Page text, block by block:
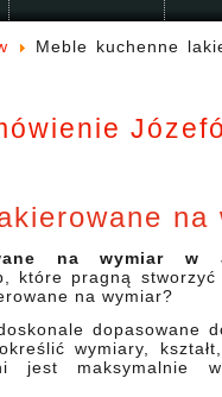
Meble kuchenne
na wymiar w
które pragną
na wymiar?
dopasowane
wymiary,
jest maksymalnie